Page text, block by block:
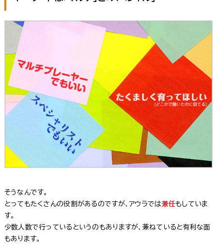
そうなんです。
とってもたくさんの役割があるのですが、アウラでは兼任もしていま
す。
少数人数で行っているというのもありますが、兼ねていると有利な面
もあります。